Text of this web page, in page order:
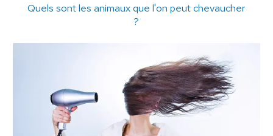
Quels sont les animaux que l'on peut chevaucher
?